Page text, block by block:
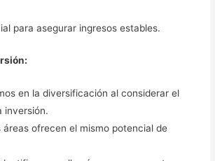
para asegurar ingresos estables.
en la diversificación al considerar el
inversión.
áreas ofrecen el mismo potencial de